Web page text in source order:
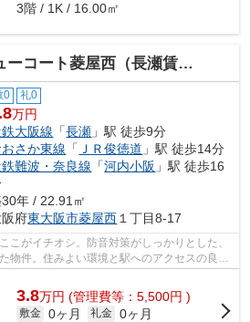
3階 / 1K / 16.00㎡
コート菱屋西（長瀬賃貸）
0 礼0
万円
大阪線 「長瀬 」駅 徒歩9分
おさか東線 「 ＪＲ俊徳道 」駅 徒歩14分
難波・奈良線 「河内小阪 」駅 徒歩16
年 / 22.91㎡
阪府東大阪市菱屋西１丁目8-17
こがイチオシ。防音対策がしっかりとした、
物件。住みよい環境と駅へのアクセスの良さ
3.8万円 (管理費等：5,500円 )
敷金 0ヶ月 礼金 0ヶ月